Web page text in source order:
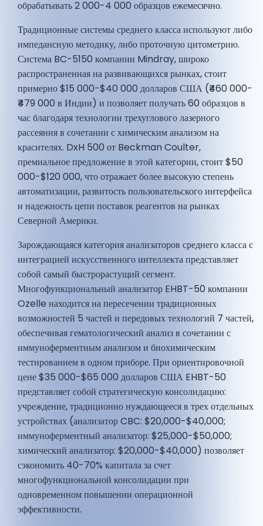
обрабатывать 2 000-4 000 образцов ежемесячно.
Традиционные системы среднего класса используют либо
импедансную методику, либо проточную цитометрию.
Система BC-5150 компании Mindray, широко
распространенная на развивающихся рынках, стоит
примерно $15 000-$40 000 долларов США (₹460 000-
₹479 000 в Индии) и позволяет получать 60 образцов в
час благодаря технологии трехуглового лазерного
рассеяния в сочетании с химическим анализом на
красителях. DxH 500 от Beckman Coulter,
премиальное предложение в этой категории, стоит $50
000-$120 000, что отражает более высокую степень
автоматизации, развитость пользовательского интерфейса
и надежность цепи поставок реагентов на рынках
Северной Америки.
Зарождающаяся категория анализаторов среднего класса с
интеграцией искусственного интеллекта представляет
собой самый быстрорастущий сегмент.
Многофункциональный анализатор EHBT-50 компании
Ozelle находится на пересечении традиционных
возможностей 5 частей и передовых технологий 7 частей,
обеспечивая гематологический анализ в сочетании с
иммуноферментным анализом и биохимическим
тестированием в одном приборе. При ориентировочной
цене $35 000-$65 000 долларов США EHBT-50
представляет собой стратегическую консолидацию:
учреждение, традиционно нуждающееся в трех отдельных
устройствах (анализатор CBC: $20,000-$40,000;
иммуноферментный анализатор: $25,000-$50,000;
химический анализатор: $20,000-$40,000) позволяет
сэкономить 40-70% капитала за счет
многофункциональной консолидации при
одновременном повышении операционной
эффективности.